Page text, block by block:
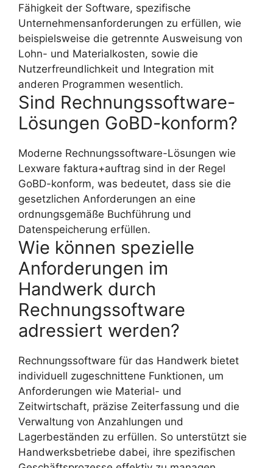
Fähigkeit der Software, spezifische
Unternehmensanforderungen zu erfüllen, wie
beispielsweise die getrennte Ausweisung von
Lohn- und Materialkosten, sowie die
Nutzerfreundlichkeit und Integration mit
anderen Programmen wesentlich.
Sind Rechnungssoftware-
Lösungen GoBD-konform?
Moderne Rechnungssoftware-Lösungen wie
Lexware faktura+auftrag sind in der Regel
GoBD-konform, was bedeutet, dass sie die
gesetzlichen Anforderungen an eine
ordnungsgemäße Buchführung und
Datenspeicherung erfüllen.
Wie können spezielle
Anforderungen im
Handwerk durch
Rechnungssoftware
adressiert werden?
Rechnungssoftware für das Handwerk bietet
individuell zugeschnittene Funktionen, um
Anforderungen wie Material- und
Zeitwirtschaft, präzise Zeiterfassung und die
Verwaltung von Anzahlungen und
Lagerbeständen zu erfüllen. So unterstützt sie
Handwerksbetriebe dabei, ihre spezifischen